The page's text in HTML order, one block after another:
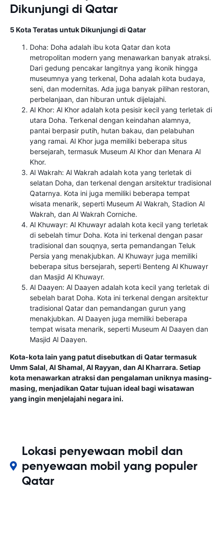
Dikunjungi di Qatar
5 Kota Teratas untuk Dikunjungi di Qatar
Doha: Doha adalah ibu kota Qatar dan kota
metropolitan modern yang menawarkan banyak atraksi.
Dari gedung pencakar langitnya yang ikonik hingga
museumnya yang terkenal, Doha adalah kota budaya,
seni, dan modernitas. Ada juga banyak pilihan restoran,
perbelanjaan, dan hiburan untuk dijelajahi.
Al Khor: Al Khor adalah kota pesisir kecil yang terletak di
utara Doha. Terkenal dengan keindahan alamnya,
pantai berpasir putih, hutan bakau, dan pelabuhan
yang ramai. Al Khor juga memiliki beberapa situs
bersejarah, termasuk Museum Al Khor dan Menara Al
Khor.
Al Wakrah: Al Wakrah adalah kota yang terletak di
selatan Doha, dan terkenal dengan arsitektur tradisional
Qatarnya. Kota ini juga memiliki beberapa tempat
wisata menarik, seperti Museum Al Wakrah, Stadion Al
Wakrah, dan Al Wakrah Corniche.
Al Khuwayr: Al Khuwayr adalah kota kecil yang terletak
di sebelah timur Doha. Kota ini terkenal dengan pasar
tradisional dan souqnya, serta pemandangan Teluk
Persia yang menakjubkan. Al Khuwayr juga memiliki
beberapa situs bersejarah, seperti Benteng Al Khuwayr
dan Masjid Al Khuwayr.
Al Daayen: Al Daayen adalah kota kecil yang terletak di
sebelah barat Doha. Kota ini terkenal dengan arsitektur
tradisional Qatar dan pemandangan gurun yang
menakjubkan. Al Daayen juga memiliki beberapa
tempat wisata menarik, seperti Museum Al Daayen dan
Masjid Al Daayen.
Kota-kota lain yang patut disebutkan di Qatar termasuk
Umm Salal, Al Shamal, Al Rayyan, dan Al Kharrara. Setiap
kota menawarkan atraksi dan pengalaman uniknya masing-
masing, menjadikan Qatar tujuan ideal bagi wisatawan
yang ingin menjelajahi negara ini.
Lokasi penyewaan mobil dan
penyewaan mobil yang populer
Qatar